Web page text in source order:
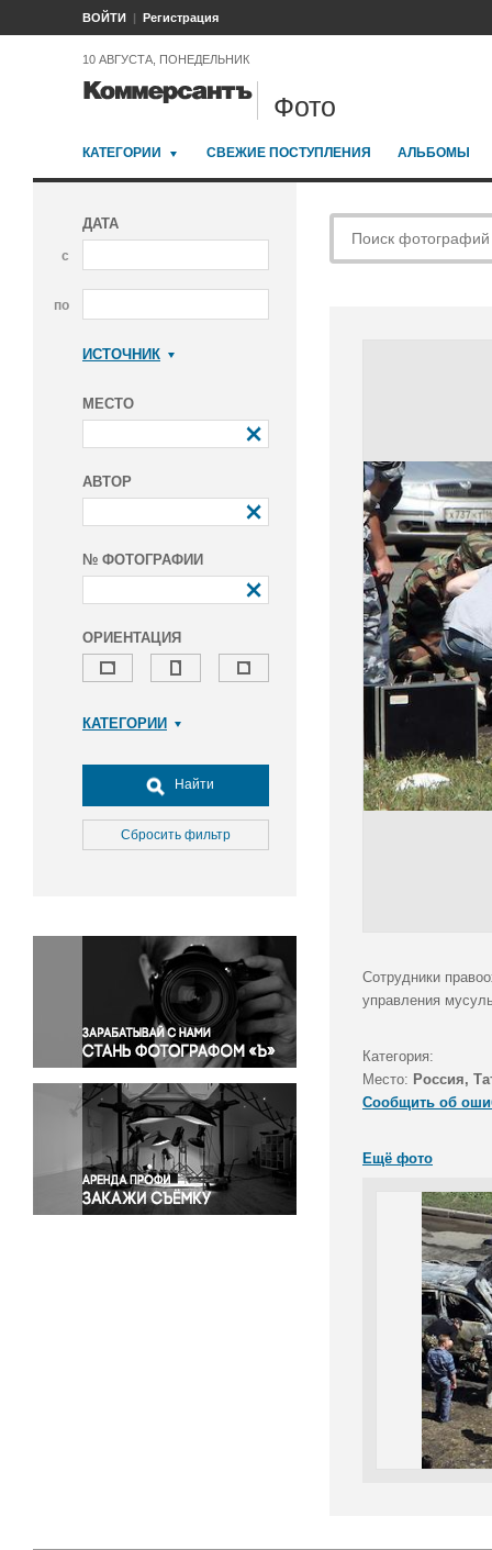
ВОЙТИ Регистрация
10 АВГУСТА, ПОНЕДЕЛЬНИК
Фото
КАТЕГОРИИ СВЕЖИЕ ПОСТУПЛЕНИЯ АЛЬБОМЫ
ДАТА
с
по
ИСТОЧНИК
МЕСТО
АВТОР
№ ФОТОГРАФИИ
ОРИЕНТАЦИЯ
КАТЕГОРИИ
Досуг, туризм и отдых
Культура
Медицина
Окружающая среда
Политика
Правосудие
Происшествия и конфликты
Религия
Светская жизнь
Спорт
Экология
Экономика и бизнес
Найти
Сбросить фильтр
Сотрудники
управления
Категория:
Место: Россия,
Сообщить об
Ещё фото